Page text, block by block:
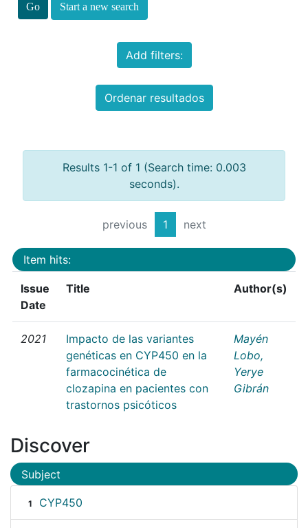
Start a new search
Add filters:
Ordenar resultados
Results 1-1 of 1 (Search time: 0.003
seconds).
previous 1 next
Item hits:
Issue
Date
Title Author(s)
2021
Impacto de las variantes
genéticas en CYP450 en la
farmacocinética de
clozapina en pacientes con
trastornos psicóticos
Mayén
Lobo,
Yerye
Gibrán
Discover
Subject
1 CYP450